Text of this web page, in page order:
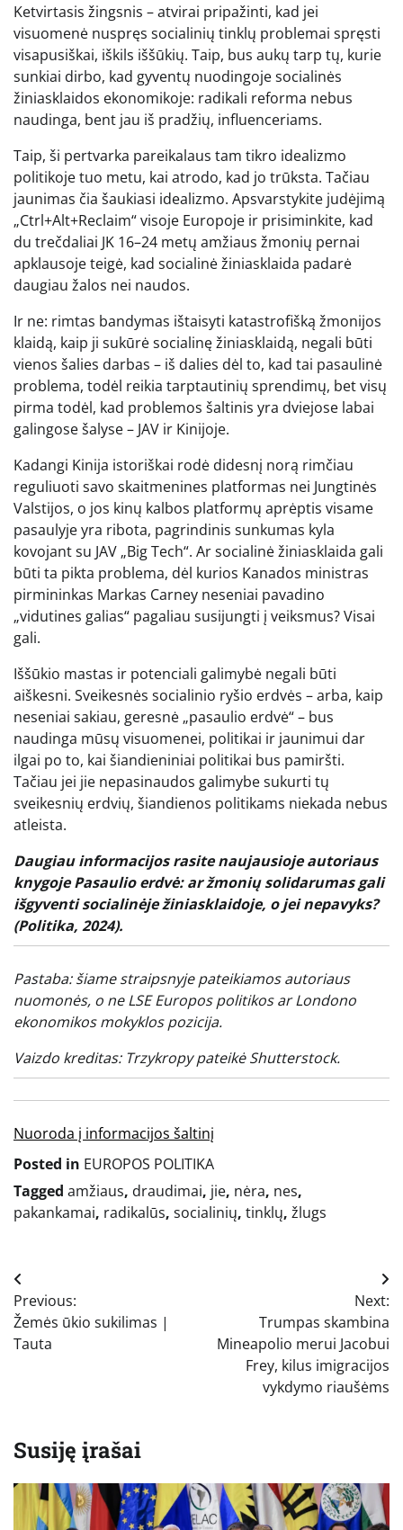
Ketvirtasis žingsnis – atvirai pripažinti, kad jei
visuomenė nuspręs socialinių tinklų problemai spręsti
visapusiškai, iškils iššūkių. Taip, bus aukų tarp tų, kurie
sunkiai dirbo, kad gyventų nuodingoje socialinės
žiniasklaidos ekonomikoje: radikali reforma nebus
naudinga, bent jau iš pradžių, influenceriams.
Taip, ši pertvarka pareikalaus tam tikro idealizmo
politikoje tuo metu, kai atrodo, kad jo trūksta. Tačiau
jaunimas čia šaukiasi idealizmo. Apsvarstykite judėjimą
„Ctrl+Alt+Reclaim“ visoje Europoje ir prisiminkite, kad
du trečdaliai JK 16–24 metų amžiaus žmonių pernai
apklausoje teigė, kad socialinė žiniasklaida padarė
daugiau žalos nei naudos.
Ir ne: rimtas bandymas ištaisyti katastrofišką žmonijos
klaidą, kaip ji sukūrė socialinę žiniasklaidą, negali būti
vienos šalies darbas – iš dalies dėl to, kad tai pasaulinė
problema, todėl reikia tarptautinių sprendimų, bet visų
pirma todėl, kad problemos šaltinis yra dviejose labai
galingose ​​šalyse – JAV ir Kinijoje.
Kadangi Kinija istoriškai rodė didesnį norą rimčiau
reguliuoti savo skaitmenines platformas nei Jungtinės
Valstijos, o jos kinų kalbos platformų aprėptis visame
pasaulyje yra ribota, pagrindinis sunkumas kyla
kovojant su JAV „Big Tech“. Ar socialinė žiniasklaida gali
būti ta pikta problema, dėl kurios Kanados ministras
pirmininkas Markas Carney neseniai pavadino
„vidutines galias“ pagaliau susijungti į veiksmus? Visai
gali.
Iššūkio mastas ir potenciali galimybė negali būti
aiškesni. Sveikesnės socialinio ryšio erdvės – arba, kaip
neseniai sakiau, geresnė „pasaulio erdvė“ – bus
naudinga mūsų visuomenei, politikai ir jaunimui dar
ilgai po to, kai šiandieniniai politikai bus pamiršti.
Tačiau jei jie nepasinaudos galimybe sukurti tų
sveikesnių erdvių, šiandienos politikams niekada nebus
atleista.
Daugiau informacijos rasite naujausioje autoriaus
knygojePasaulio erdvė: ar žmonių solidarumas gali
išgyventi socialinėje žiniasklaidoje, o jei nepavyks?
(Politika, 2024).
Pastaba: šiame straipsnyje pateikiamos autoriaus
nuomonės, o ne LSE Europos politikos ar Londono
ekonomikos mokyklos pozicija.
Vaizdo kreditas: Trzykropypateikė Shutterstock.
Nuoroda į informacijos šaltinį
Posted in EUROPOS POLITIKA
Tagged amžiaus, draudimai, jie, nėra, nes,
pakankamai, radikalūs, socialinių, tinklų, žlugs
Navigacija
tarp
įrašų
Previous:
Žemės ūkio sukilimas |
Tauta
Next:
Trumpas skambina
Mineapolio merui Jacobui
Frey, kilus imigracijos
vykdymo riaušėms
Susiję įrašai